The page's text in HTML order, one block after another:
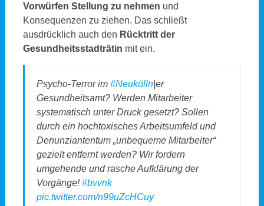
Vorwürfen Stellung zu nehmen und
Konsequenzen zu ziehen. Das schließt
ausdrücklich auch den Rücktritt der
Gesundheitsstadträtin mit ein.
Psycho-Terror im #Neukölln|er
Gesundheitsamt? Werden Mitarbeiter
systematisch unter Druck gesetzt? Sollen
durch ein hochtoxisches Arbeitsumfeld und
Denunziantentum „unbequeme Mitarbeiter“
gezielt entfernt werden? Wir fordern
umgehende und rasche Aufklärung der
Vorgänge!#bvvnk
pic.twitter.com/n99uZcHCuy